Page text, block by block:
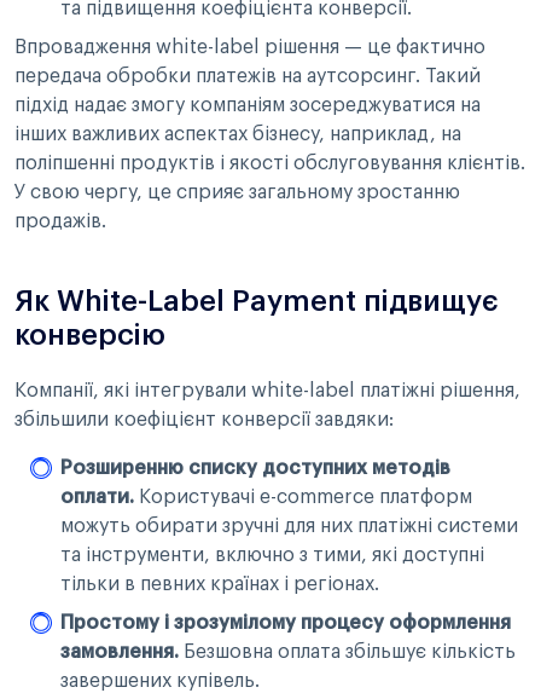
та підвищення коефіцієнта конверсії.
Впровадження white-label рішення — це фактично
передача обробки платежів на аутсорсинг. Такий
підхід надає змогу компаніям зосереджуватися на
інших важливих аспектах бізнесу, наприклад, на
поліпшенні продуктів і якості обслуговування клієнтів.
У свою чергу, це сприяє загальному зростанню
продажів.
Як White-Label Payment підвищує
конверсію
Компанії, які інтегрували white-label платіжні рішення,
збільшили коефіцієнт конверсії завдяки:
Розширенню списку доступних методів
оплати. Користувачі e-commerce платформ
можуть обирати зручні для них платіжні системи
та інструменти, включно з тими, які доступні
тільки в певних країнах і регіонах.
Простому і зрозумілому процесу оформлення
замовлення. Безшовна оплата збільшує кількість
завершених купівель.